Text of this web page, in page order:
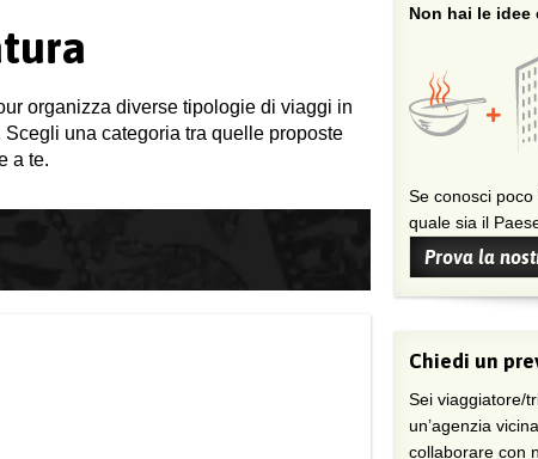
organizza diverse tipologie di viaggi in
una categoria tra quelle proposte
a te.
Non hai le idee
Se conosci
quale sia il
Prova la
Chiedi un
Sei viaggiatore/trice che non trova
un’agenzia
collaborare con